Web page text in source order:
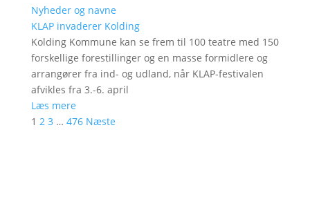
Nyheder og navne
KLAP invaderer Kolding
Kolding Kommune kan se frem til 100 teatre med 150
forskellige forestillinger og en masse formidlere og
arrangører fra ind- og udland, når KLAP-festivalen
afvikles fra 3.-6. april
Læs mere
1 2 3 … 476 Næste